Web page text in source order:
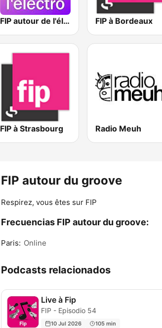
FIP autour de l'électro FIP à Bordeaux
FIP à Strasbourg Radio Meuh
FIP autour du groove
Respirez, vous êtes sur FIP
Frecuencias FIP autour du groove:
Paris: Online
Podcasts relacionados
Live à Fip
FIP - Episodio 54
10 Jul 2026 105 min